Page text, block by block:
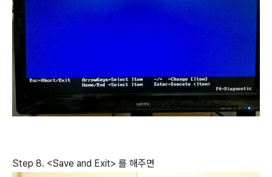
Step 8. <Save and Exit> 를 해주면